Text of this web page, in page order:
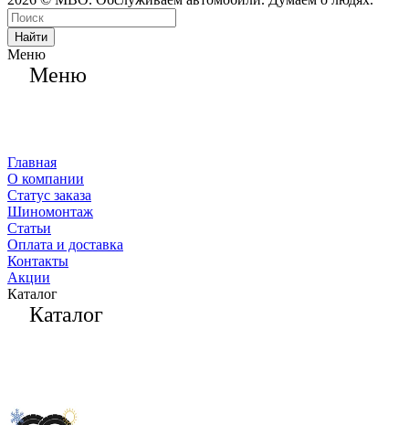
Найти
Меню
Меню
Главная
О компании
Статус заказа
Шиномонтаж
Статьи
Оплата и доставка
Контакты
Акции
Каталог
Каталог